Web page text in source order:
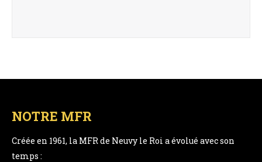
NOTRE MFR
Créée en 1961, la MFR de Neuvy le Roi a évolué avec son
temps :